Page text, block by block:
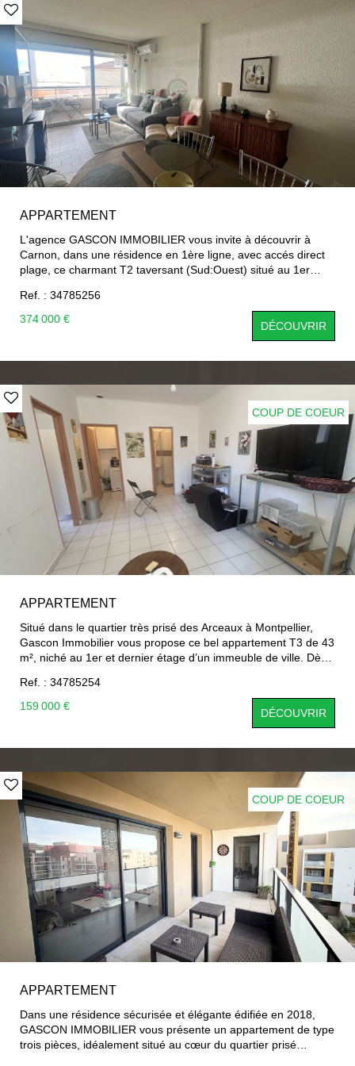
risques auxquels ce bien peut être exposé sont consultables
sur le site géorisques.
APPARTEMENT
L'agence GASCON IMMOBILIER vous invite à découvrir à
Carnon, dans une résidence en 1ère ligne, avec accés direct
plage, ce charmant T2 taversant (Sud:Ouest) situé au 1er
pas des commerces. L'appartement se compose d'un séjour
lummineux ouvrant sur une agréable terrasse avec vue
latérale mer, d'une cuisine moderne équipée, d'une chambre
confortable ainsi qu'une d'une salle d'eau contemporaine et
une buanderie aménagée. Grand placad dans l'entrée. Parfait
Nombre de lots : 35 Pas de procédure en cours connue
Ref. : 34785256
374 000 €
DÉCOUVRIR
COUP DE COEUR
APPARTEMENT
Situé dans le quartier très prisé des Arceaux à Montpellier,
Gascon Immobilier vous propose ce bel appartement T3 de 43
m², niché au 1er et dernier étage d’un immeuble de ville. Dès
de vie agréable et chaleureux. La cuisine semi-équipée
s’intègre parfaitement à l’espace, idéale pour un quotidien
dont une avec placard, parfaites pour un couple, une petite
famille ou un investissement locatif. Une salle d’eau avec WC
Ref. : 34785254
159 000 €
DÉCOUVRIR
COUP DE COEUR
APPARTEMENT
Dans une résidence sécurisée et élégante édifiée en 2018,
GASCON IMMOBILIER vous présente un appartement de type
trois pièces, idéalement situé au cœur du quartier prisé